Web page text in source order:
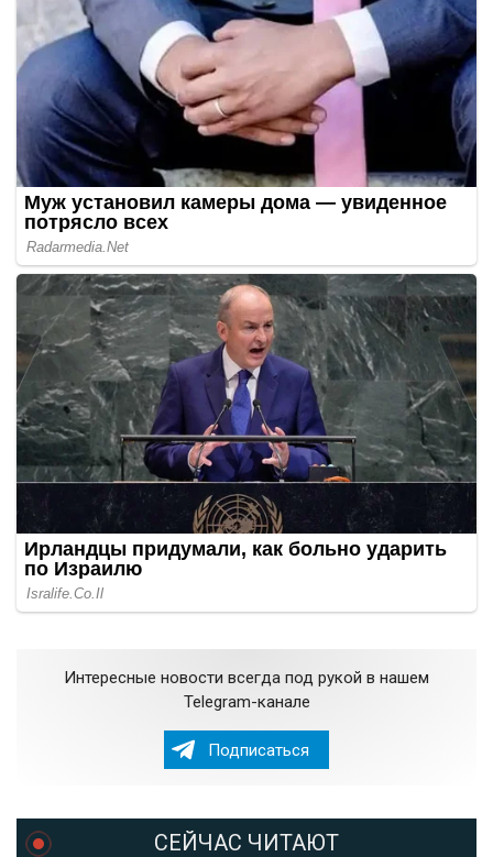
Интересные новости всегда под рукой в нашем
Telegram-канале
Подписаться
СЕЙЧАС ЧИТАЮТ